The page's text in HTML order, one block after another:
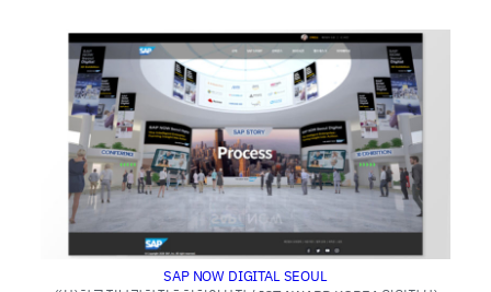
SAP NOW DIGITAL SEOUL